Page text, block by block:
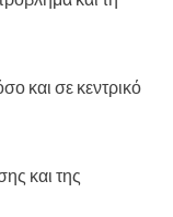
και σε κεντρικό
και της
Από το
αλήθεια στην